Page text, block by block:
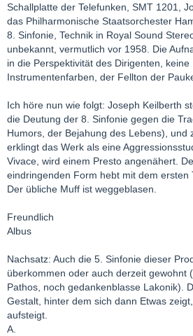
Schallplatte der Telefunken, SMT 1201,
das Philharmonische Staatsorchester
8. Sinfonie, Technik in Royal Sound
unbekannt, vermutlich vor 1958. Die
in die Perspektivität des Dirigenten, keine
Instrumentenfarben, der Fellton der
Ich höre nun wie folgt: Joseph Keilberth
die Deutung der 8. Sinfonie gegen die
Humors, der Bejahung des Lebens), und
erklingt das Werk als eine
Vivace, wird einem Presto angenähert.
eindringenden Form hebt mit dem ersten
Der übliche Muff ist weggeblasen.
Freundlich
Albus
Nachsatz: Auch die 5. Sinfonie dieser
überkommen oder auch derzeit gewohnt
Pathos, noch gedankenblasse Lakonik).
Gestalt, hinter dem sich dann Etwas
aufsteigt.
A.